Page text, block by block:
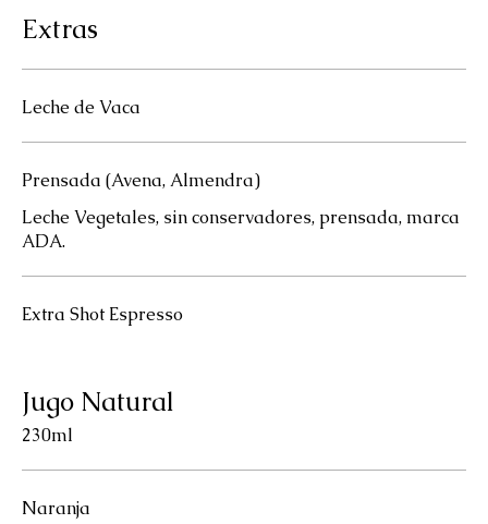
Extras
Leche de Vaca
Prensada (Avena, Almendra)
Leche Vegetales, sin conservadores, prensada, marca
ADA.
Extra Shot Espresso
Jugo Natural
230ml
Naranja